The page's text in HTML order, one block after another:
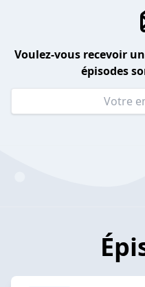
Voulez-vous recevoir
épisodes